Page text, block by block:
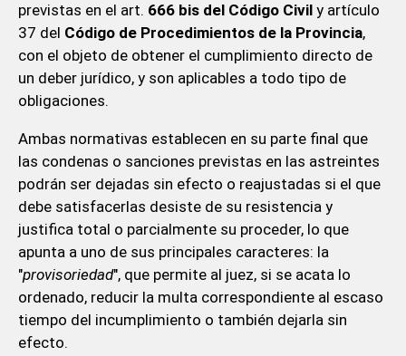
previstas en el art. 666 bis del Código Civily artículo
37 del Código de Procedimientos de la Provincia,
con el objeto de obtener el cumplimiento directo de
un deber jurídico, y son aplicables a todo tipo de
obligaciones.
Ambas normativas establecen en su parte final que
las condenas o sanciones previstas en las astreintes
podrán ser dejadas sin efecto o reajustadas si el que
debe satisfacerlas desiste de su resistencia y
justifica total o parcialmente su proceder, lo que
apunta a uno de sus principales caracteres: la
"provisoriedad", que permite al juez, si se acata lo
ordenado, reducir la multa correspondiente al escaso
tiempo del incumplimiento o también dejarla sin
efecto.